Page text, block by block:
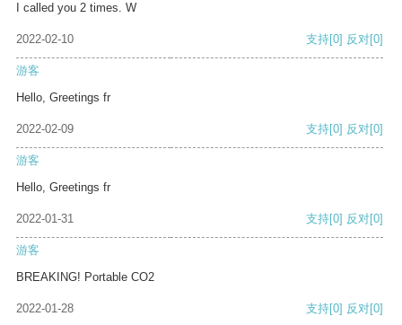
I called you 2 times. W
2022-02-10 支持[0] 反对[0]
游客
Hello, Greetings fr
2022-02-09 支持[0] 反对[0]
游客
Hello, Greetings fr
2022-01-31 支持[0] 反对[0]
游客
BREAKING! Portable CO2
2022-01-28 支持[0] 反对[0]